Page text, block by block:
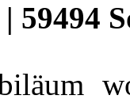
| 59494